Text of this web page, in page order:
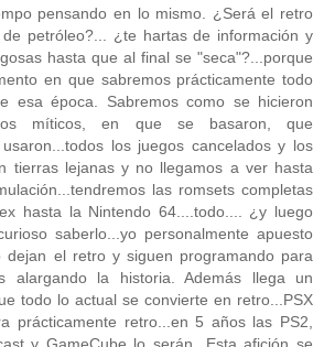
pensando en lo mismo. ¿Será el retro
petróleo?... ¿te hartas de información y
hasta que al final se "seca"?...porque
en que sabremos prácticamente todo
esa época. Sabremos como se hicieron
míticos, en que se basaron, que
los juegos cancelados y los
tierras lejanas y no llegamos a ver hasta
las romsets completas
hasta la Nintendo 64....todo.... ¿y luego
saberlo...yo personalmente apuesto
dejan el retro y siguen programando para
alargando la historia. Además llega un
todo lo actual se convierte en retro...PSX
prácticamente retro...en 5 años las PS2,